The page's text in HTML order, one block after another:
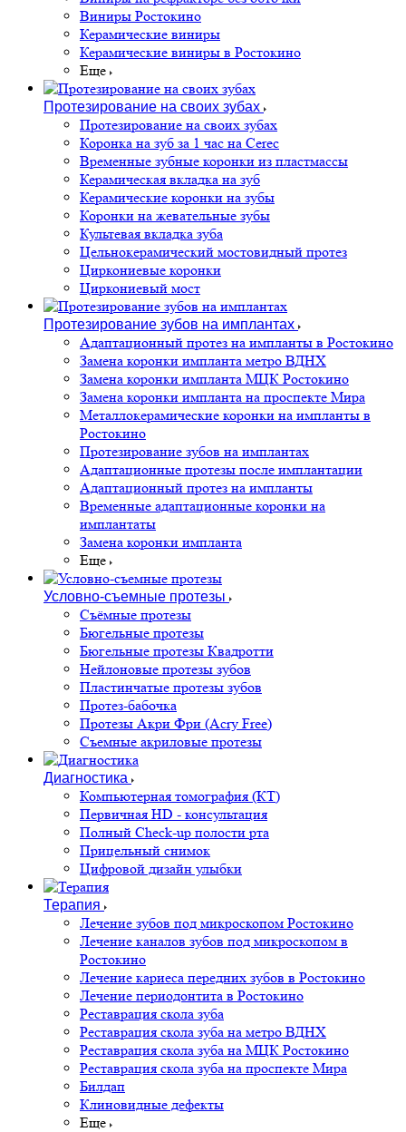
Виниры Ростокино
Керамические виниры
Керамические виниры в Ростокино
Еще
Протезирование на своих зубах
Протезирование на своих зубах
Коронка на зуб за 1 час на Cerec
Временные зубные коронки из пластмассы
Керамическая вкладка на зуб
Керамические коронки на зубы
Коронки на жевательные зубы
Культевая вкладка зуба
Цельнокерамический мостовидный протез
Циркониевые коронки
Циркониевый мост
Протезирование зубов на имплантах
Адаптационный протез на импланты в Ростокино
Замена коронки импланта метро ВДНХ
Замена коронки импланта МЦК Ростокино
Замена коронки импланта на проспекте Мира
Металлокерамические коронки на импланты в
Ростокино
Протезирование зубов на имплантах
Адаптационные протезы после имплантации
Адаптационный протез на импланты
Временные адаптационные коронки на
имплантаты
Замена коронки импланта
Еще
Условно-съемные протезы
Съёмные протезы
Бюгельные протезы
Бюгельные протезы Квадротти
Нейлоновые протезы зубов
Пластинчатые протезы зубов
Протез-бабочка
Протезы Акри Фри (Acry Free)
Съемные акриловые протезы
Диагностика
Компьютерная томография (КТ)
Первичная HD - консультация
Полный Check-up полости рта
Прицельный снимок
Цифровой дизайн улыбки
Терапия
Лечение зубов под микроскопом Ростокино
Лечение каналов зубов под микроскопом в
Ростокино
Лечение кариеса передних зубов в Ростокино
Лечение периодонтита в Ростокино
Реставрация скола зуба
Реставрация скола зуба на метро ВДНХ
Реставрация скола зуба на МЦК Ростокино
Реставрация скола зуба на проспекте Мира
Билдап
Клиновидные дефекты
Еще